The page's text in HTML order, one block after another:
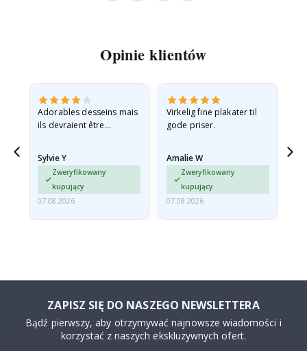
Opinie klientów
Adorables desseins mais
ils devraient être
enveloppe rigide car ils
sont arrivés roulés et un…
Sylvie Y
Zweryfikowany
kupujący
07.08.2026
Virkelig fine plakater til
gode priser.
Amalie W
Zweryfikowany
kupujący
07.08.2026
ZAPISZ SIĘ DO NASZEGO NEWSLETTERA
Bądź pierwszy, aby otrzymywać najnowsze wiadomości i
korzystać z naszych ekskluzywnych ofert.